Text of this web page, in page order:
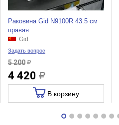
Раковина Gid N9100R 43.5 см
правая
Gid
Задать вопрос
5 200
4 420
В корзину